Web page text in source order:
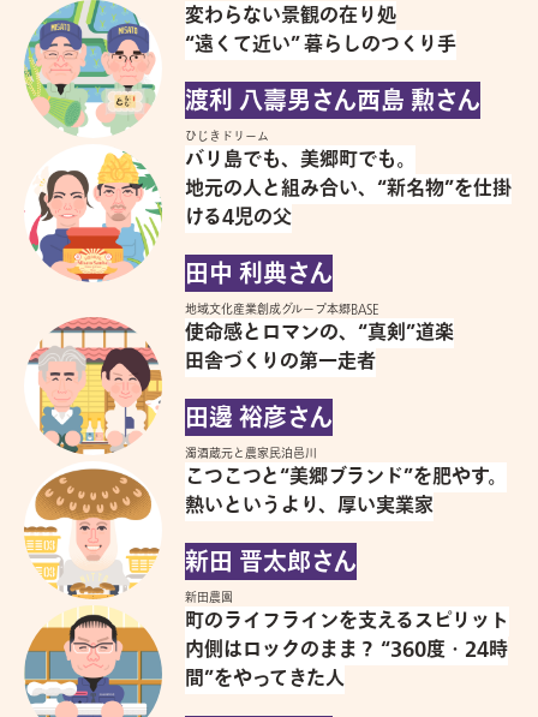
変わらない景観の在り処
“遠くて近い” 暮らしのつくり手
渡利 八壽男さん西島 勲さん
ひじきドリーム
バリ島でも、美郷町でも。
地元の人と組み合い、“新名物”を仕掛
ける4児の父
田中 利典さん
地域文化産業創成グループ本郷BASE
使命感とロマンの、“真剣”道楽
田舎づくりの第一走者
田邊 裕彦さん
濁酒蔵元と農家民泊邑川
こつこつと“美郷ブランド”を肥やす。
熱いというより、厚い実業家
新田 晋太郎さん
新田農園
町のライフラインを支えるスピリット
内側はロックのまま？ “360度・24時
間”をやってきた人